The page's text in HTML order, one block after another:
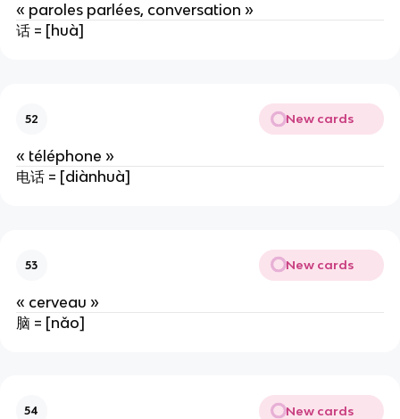
« paroles parlées, conversation »
话 = [huà]
52 New cards
« téléphone »
电话 = [diànhuà]
53 New cards
« cerveau »
脑 = [nǎo]
54 New cards